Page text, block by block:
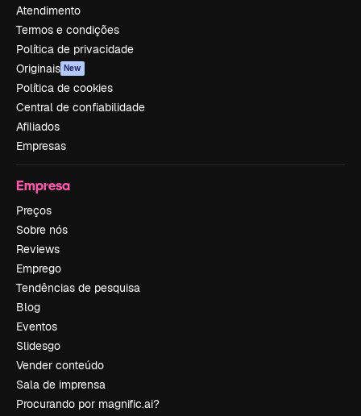
Atendimento
Termos e condições
Política de privacidade
Originais New
Política de cookies
Central de confiabilidade
Afiliados
Empresas
Empresa
Preços
Sobre nós
Reviews
Emprego
Tendências de pesquisa
Blog
Eventos
Slidesgo
Vender conteúdo
Sala de imprensa
Procurando por magnific.ai?